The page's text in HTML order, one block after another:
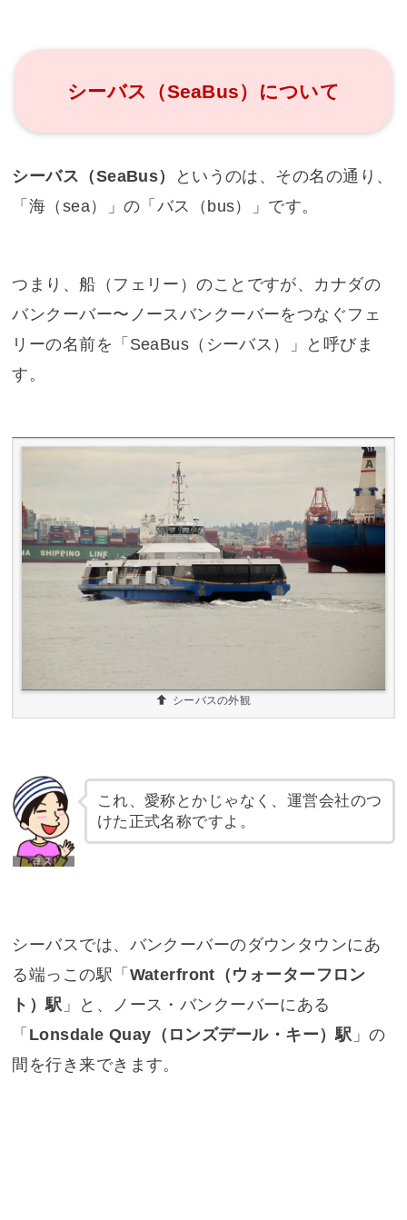
シーバス（SeaBus）について
シーバス（SeaBus）
というのは、その名の通り、
「海（sea）」の「バス（bus）」です。
つまり、船（フェリー）のことですが、カナダの
バンクーバー〜ノースバンクーバーをつなぐフェ
リーの名前を「SeaBus（シーバス）」と呼びま
す。
シーバスの外観
これ、愛称とかじゃなく、運営会社のつ
けた正式名称ですよ。
シーバスでは、バンクーバーのダウンタウンにあ
る端っこの駅「 Waterfront（ウォーターフロン
ト）駅 」と、ノース・バンクーバーにある
「 Lonsdale Quay（ロンズデール・キー）駅 」の
間を行き来できます。